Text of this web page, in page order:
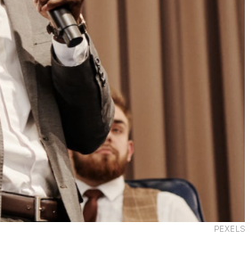
PEXELS